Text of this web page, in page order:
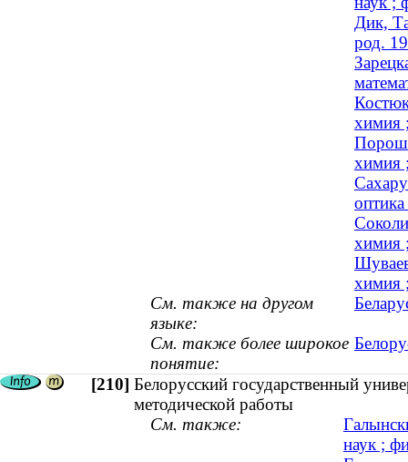
Дик,
род.
химия
химия
химия
химия
См. также на другом
языке:
См. также более широкое
понятие:
[210] Белорусский государственный
методической работы
См. также:
наук ;